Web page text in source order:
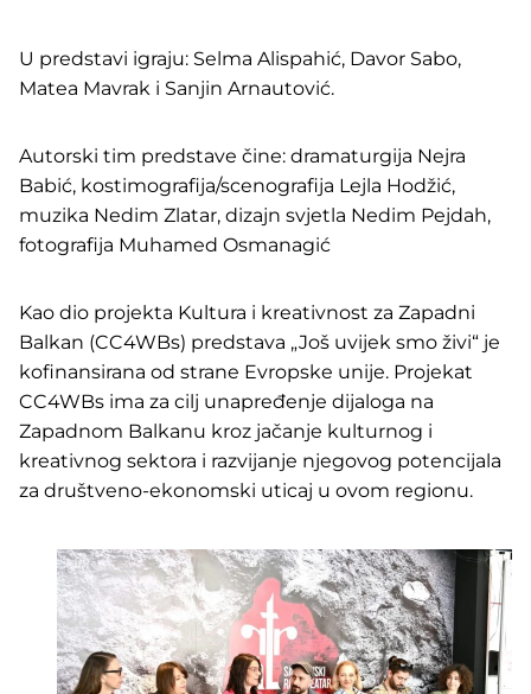
U predstavi igraju: Selma Alispahić, Davor Sabo,
Matea Mavrak i Sanjin Arnautović.
Autorski tim predstave čine: dramaturgija Nejra
Babić, kostimografija/scenografija Lejla Hodžić,
muzika Nedim Zlatar, dizajn svjetla Nedim Pejdah,
fotografija Muhamed Osmanagić
Kao dio projekta Kultura i kreativnost za Zapadni
Balkan (CC4WBs) predstava „Još uvijek smo živi“ je
kofinansirana od strane Evropske unije. Projekat
CC4WBs ima za cilj unapređenje dijaloga na
Zapadnom Balkanu kroz jačanje kulturnog i
kreativnog sektora i razvijanje njegovog potencijala
za društveno-ekonomski uticaj u ovom regionu.